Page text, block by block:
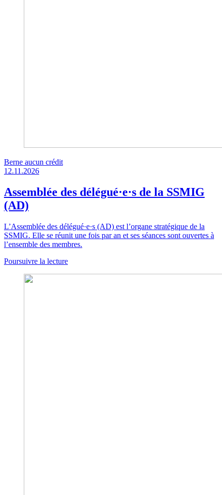
Berne aucun crédit
12.11.2026
Assemblée des délégué·e·s de la SSMIG
(AD)
L’Assemblée des délégué·e·s (AD) est l’organe stratégique de la
SSMIG. Elle se réunit une fois par an et ses séances sont ouvertes à
l’ensemble des membres.
Poursuivre la lecture